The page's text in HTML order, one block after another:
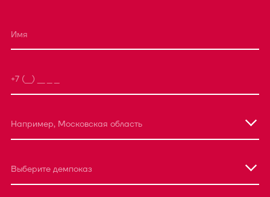
Например, Московская область
Выберите демпоказ